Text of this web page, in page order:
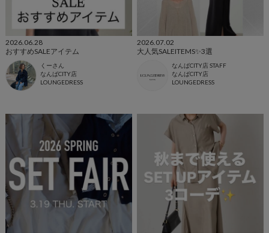
2026.06.28
おすすめSALEアイテム
くーさん
なんばCITY店
LOUNGEDRESS
2026.07.02
大人気SALEITEMS✨3選
なんばCITY店 STAFF
なんばCITY店
LOUNGEDRESS